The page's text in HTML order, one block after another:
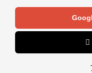
